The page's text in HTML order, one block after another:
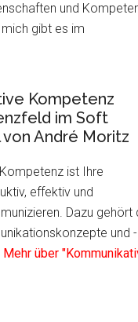
und
gibt es im
Kompetenz
im Soft
André Moritz
ist Ihre
effektiv und
Dazu gehört
und
Mehr über